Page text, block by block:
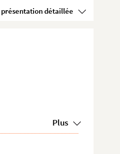
Voir la présentation détaillée
Plus